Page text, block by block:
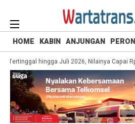
HOME KABIN ANJUNGAN PERON
hingga Juli 2026, Nilainya Capai